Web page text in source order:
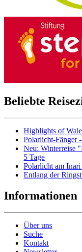
Beliebte
Highlights of
Polarlicht-Fänger
Neu: Winterreise
5 Tage
Polarlicht am Inari
Entlang der
Informationen
Über uns
Suche
Kontakt